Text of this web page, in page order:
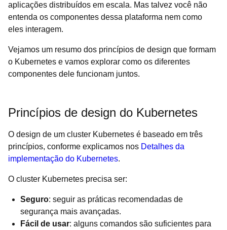
aplicações distribuídos em escala. Mas talvez você não
entenda os componentes dessa plataforma nem como
eles interagem.
Vejamos um resumo dos princípios de design que formam
o Kubernetes e vamos explorar como os diferentes
componentes dele funcionam juntos.
Princípios de design do Kubernetes
O design de um cluster Kubernetes é baseado em três
princípios, conforme explicamos nos Detalhes da
implementação do Kubernetes.
O cluster Kubernetes precisa ser:
Seguro: seguir as práticas recomendadas de
segurança mais avançadas.
Fácil de usar: alguns comandos são suficientes para